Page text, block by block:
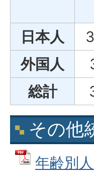
日本人
外国人
総計
その他
年齢別